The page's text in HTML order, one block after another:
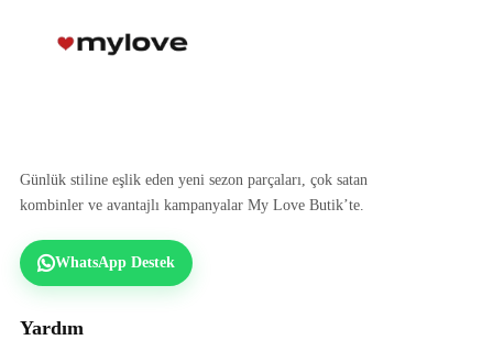
Günlük stiline eşlik eden yeni sezon parçaları, çok satan
kombinler ve avantajlı kampanyalar My Love Butik’te.
WhatsApp Destek
Yardım